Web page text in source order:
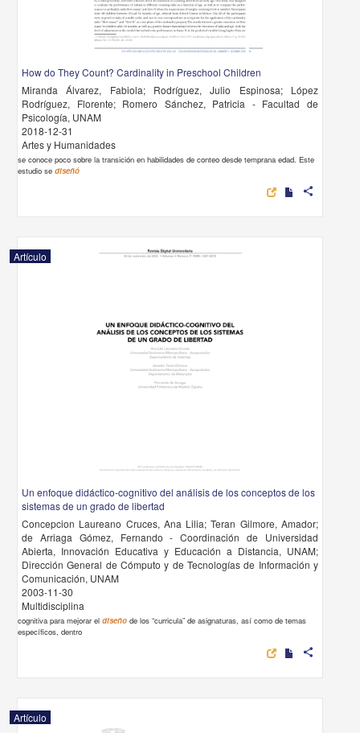
How do They Count? Cardinality in Preschool Children
Miranda Álvarez, Fabiola; Rodríguez, Julio Espinosa; López
Rodríguez, Florente; Romero Sánchez, Patricia - Facultad de
Psicología, UNAM
2018-12-31
Artes y Humanidades
se conoce poco sobre la transición en habilidades de conteo desde temprana edad. Este
estudio sediseñó
share
Artículo
Un enfoque didáctico-cognitivo del análisis de los conceptos de los
sistemas de un grado de libertad
Concepcion Laureano Cruces, Ana Lilia; Teran Gilmore, Amador;
de Arriaga Gómez, Fernando - Coordinación de Universidad
Abierta, Innovación Educativa y Educación a Distancia, UNAM;
Dirección General de Cómputo y de Tecnologías de Información y
Comunicación, UNAM
2003-11-30
Multidisciplina
cognitiva para mejorar eldiseño de los “curricula” de asignaturas, así como de temas
específicos, dentro
share
Artículo